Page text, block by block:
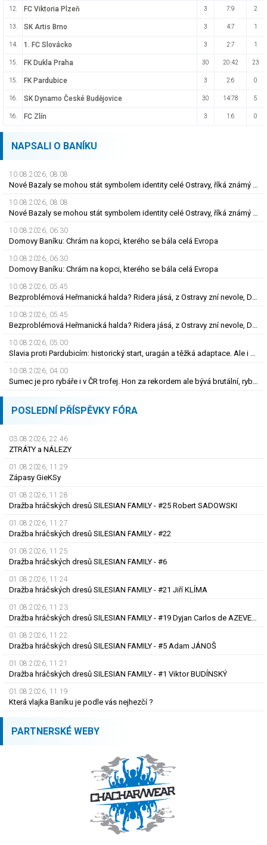
12. FC Viktoria Plzeň 3 7:9 2
13. SK Artis Brno 3 4:7 1
14. 1. FC Slovácko 3 2:7 1
15. FK Dukla Praha 30 20:42 23
15. FK Pardubice 3 2:6 0
16. SK Dynamo České Budějovice 30 14:78 5
16. FC Zlín 3 1:6 0
NAPSALI O BANÍKU
10.08.2026, 08.08
Nové Bazaly se mohou stát symbolem identity celé Ostravy, říká známý sociolog
10.08.2026, 08.08
Nové Bazaly se mohou stát symbolem identity celé Ostravy, říká známý sociolog
10.08.2026, 06.30
Domovy Baníku: Chrám na kopci, kterého se bála celá Evropa
10.08.2026, 06.30
Domovy Baníku: Chrám na kopci, kterého se bála celá Evropa
10.08.2026, 05.45
Bezproblémová Heřmanická halda? Ridera jásá, z Ostravy zní nevole, Diamo má plán
10.08.2026, 05.45
Bezproblémová Heřmanická halda? Ridera jásá, z Ostravy zní nevole, Diamo má plán
10.08.2026, 05.00
Slavia proti Pardubicím: historický start, uragán a těžká adaptace. Ale i smutná událost
10.08.2026, 04.00
Sumec je pro rybáře i v ČR trofej. Hon za rekordem ale bývá brutální, rybu zničí
POSLEDNÍ PŘÍSPĚVKY FÓRA
03.08.2026, 22.46
ZTRÁTY a NÁLEZY
01.08.2026, 11.29
Zápasy GieKSy
01.08.2026, 11.28
Dražba hráčských dresů SILESIAN FAMILY - #25 Robert SADOWSKI
01.08.2026, 11.27
Dražba hráčských dresů SILESIAN FAMILY - #22
01.08.2026, 11.25
Dražba hráčských dresů SILESIAN FAMILY - #6
01.08.2026, 11.24
Dražba hráčských dresů SILESIAN FAMILY - #21 Jiří KLÍMA
01.08.2026, 11.23
Dražba hráčských dresů SILESIAN FAMILY - #19 Dyjan Carlos de AZEVEDO
01.08.2026, 11.22
Dražba hráčských dresů SILESIAN FAMILY - #5 Adam JÁNOŠ
01.08.2026, 11.21
Dražba hráčských dresů SILESIAN FAMILY - #1 Viktor BUDÍNSKÝ
01.08.2026, 11.19
Která vlajka Baníku je podle vás nejhezčí ?
PARTNERSKÉ WEBY